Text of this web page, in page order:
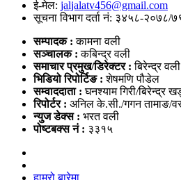
ई-मेल: jaljalatv456@gmail.com
सूचना विभाग दर्ता नं: ३४५८-
सम्पादक :कामना वली
सञ्‍चालक : कबिन्द्र वली
समाचार प्रमुख/डिरेक्टर :बिरेन्द्र वली
भिडियो रिपोर्टिङ : शेषमणि पौडेल
सम्वाददाता :घनश्याम गिरी/बिरेन्द्र
रिपोर्टर : अनिल के.सी./गगन तामाङ/
न्युज डेक्स : भरत वली
पोष्‍टबक्स नं : ३३१५
हाम्रो बारेमा